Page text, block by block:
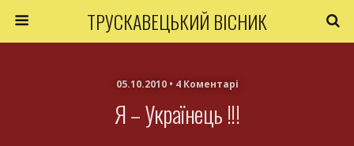
ТРУСКАВЕЦЬКИЙ ВІСНИК
05.10.2010 • 4 Коментарі
Я – Українець !!!